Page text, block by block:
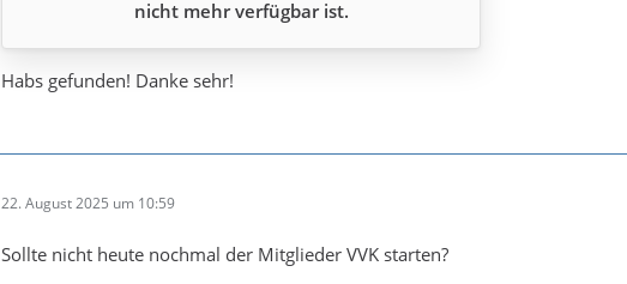
nicht mehr verfügbar ist.
Habs gefunden! Danke sehr!
22. August 2025 um 10:59
Sollte nicht heute nochmal der Mitglieder VVK starten?